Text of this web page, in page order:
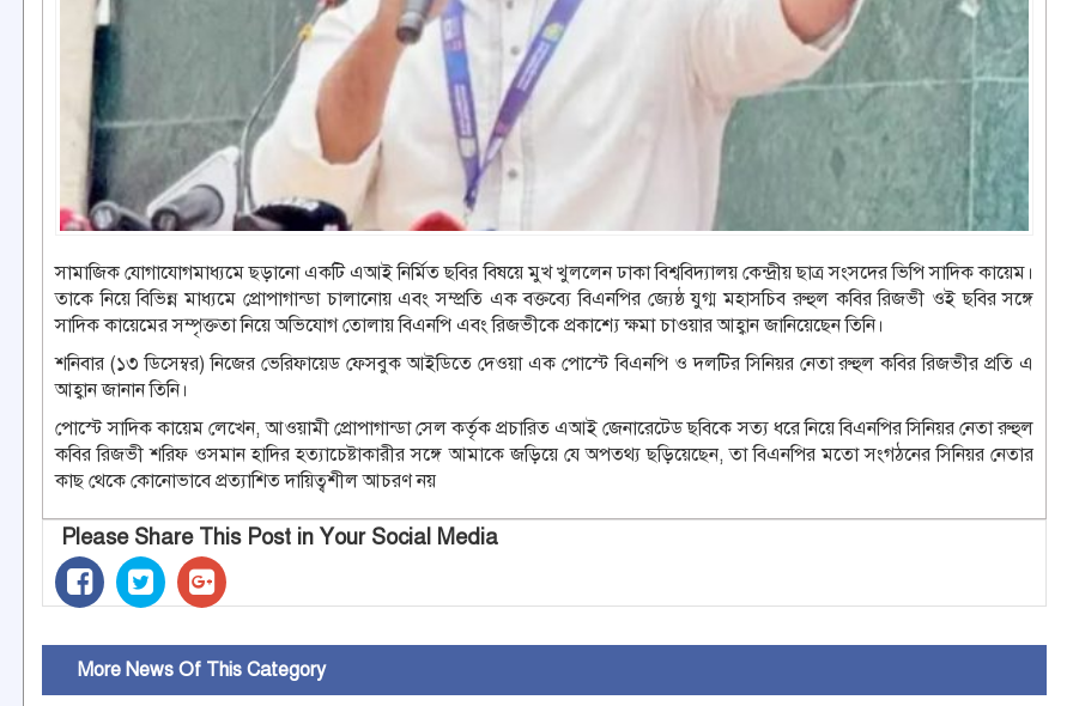
সামাজিক যোগাযোগমাধ্যমে ছড়ানো একটি এআই নির্মিত ছবির বিষয়ে মুখ খুললেন ঢাকা বিশ্ববিদ্যালয় কেন্দ্রীয় ছাত্র সংসদের ভিপি সাদিক কায়েম।
তাকে নিয়ে বিভিন্ন মাধ্যমে প্রোপাগান্ডা চালানোয় এবং সম্প্রতি এক বক্তব্যে বিএনপির জ্যেষ্ঠ যুগ্ম মহাসচিব রুহুল কবির রিজভী ওই ছবির সঙ্গে
সাদিক কায়েমের সম্পৃক্ততা নিয়ে অভিযোগ তোলায় বিএনপি এবং রিজভীকে প্রকাশ্যে ক্ষমা চাওয়ার আহ্বান জানিয়েছেন তিনি।
শনিবার (১৩ ডিসেম্বর) নিজের ভেরিফায়েড ফেসবুক আইডিতে দেওয়া এক পোস্টে বিএনপি ও দলটির সিনিয়র নেতা রুহুল কবির রিজভীর প্রতি এ
আহ্বান জানান তিনি।
পোস্টে সাদিক কায়েম লেখেন, আওয়ামী প্রোপাগান্ডা সেল কর্তৃক প্রচারিত এআই জেনারেটেড ছবিকে সত্য ধরে নিয়ে বিএনপির সিনিয়র নেতা রুহুল
কবির রিজভী শরিফ ওসমান হাদির হত্যাচেষ্টাকারীর সঙ্গে আমাকে জড়িয়ে যে অপতথ্য ছড়িয়েছেন, তা বিএনপির মতো সংগঠনের সিনিয়র নেতার
কাছ থেকে কোনোভাবে প্রত্যাশিত দায়িত্বশীল আচরণ নয়
Please Share This Post in Your Social Media
More News Of This Category